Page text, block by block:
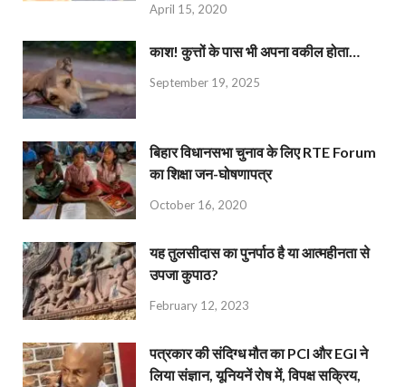
April 15, 2020
काश! कुत्तों के पास भी अपना वकील होता…
September 19, 2025
बिहार विधानसभा चुनाव के लिए RTE Forum
का शिक्षा जन-घोषणापत्र
October 16, 2020
यह तुलसीदास का पुनर्पाठ है या आत्महीनता से
उपजा कुपाठ?
February 12, 2023
पत्रकार की संदिग्ध मौत का PCI और EGI ने
लिया संज्ञान, यूनियनें रोष में, विपक्ष सक्रिय,